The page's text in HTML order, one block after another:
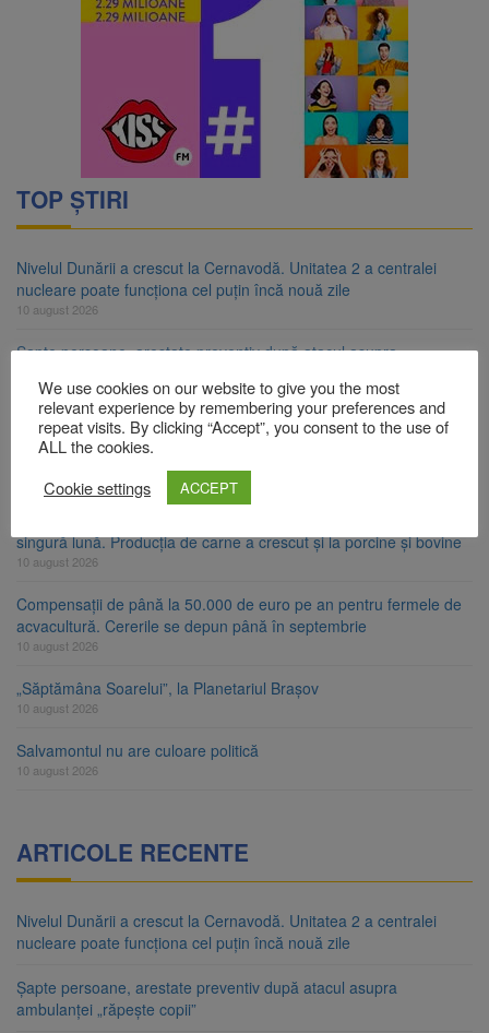
TOP ȘTIRI
Nivelul Dunării a crescut la Cernavodă. Unitatea 2 a centralei
nucleare poate funcționa cel puțin încă nouă zile
10 august 2026
Șapte persoane, arestate preventiv după atacul asupra
10 august 2026
A căzut aproximativ 10 metri în Piatra Craiului. Turist salvat de
Salvamont Zărnești
singură lună. Producția de carne a crescut și la porcine și bovine
10 august 2026
Compensații de până la 50.000 de euro pe an pentru fermele de
acvacultură. Cererile se depun până în septembrie
10 august 2026
„Săptămâna Soarelui”, la Planetariul Brașov
10 august 2026
Salvamontul nu are culoare politică
10 august 2026
ARTICOLE RECENTE
Nivelul Dunării a crescut la Cernavodă. Unitatea 2 a centralei
nucleare poate funcționa cel puțin încă nouă zile
Șapte persoane, arestate preventiv după atacul asupra
ambulanței „răpește copii”
We use cookies on our website to give you the most
relevant experience by remembering your preferences and
repeat visits. By clicking “Accept”, you consent to the use of
ALL the cookies.
Cookie settings
ACCEPT